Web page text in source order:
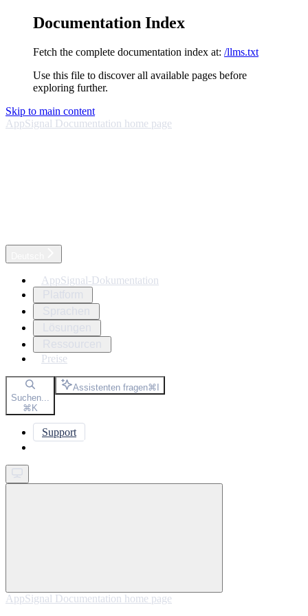
Documentation Index
Fetch the complete documentation index at: /llms.txt
Use this file to discover all available pages before
exploring further.
Skip to main content
AppSignal Documentation home page
AppSignal-Dokumentation
Preise
Suchen...
⌘K
Assistenten fragen⌘I
Support
AppSignal Documentation home page